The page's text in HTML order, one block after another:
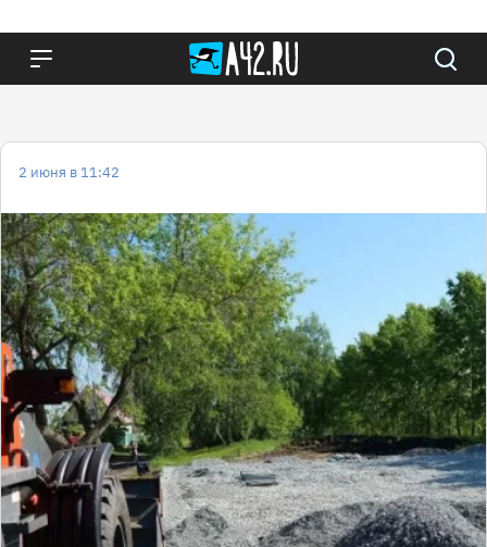
2 июня в 11:42